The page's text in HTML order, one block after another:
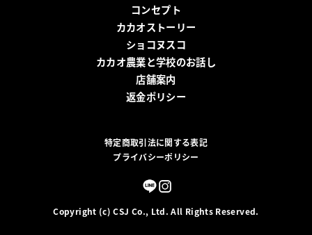
コンセプト
カカオストーリー
ショコヌスコ
カカオ農業と学校のお話し
店舗案内
返金ポリシー
特定商取引法に関する表記
プライバシーポリシー
Copyright (c) CSJ Co., Ltd. All Rights Reserved.